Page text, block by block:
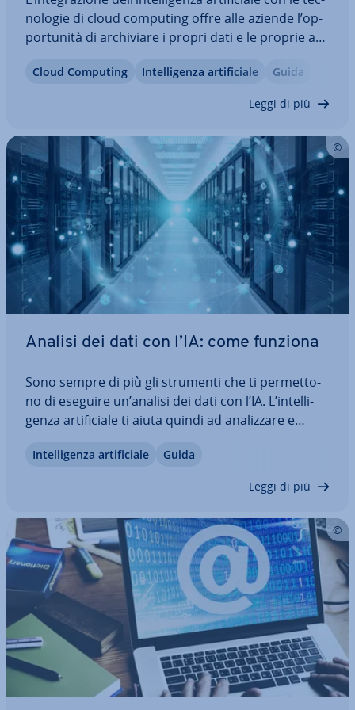
no­lo­gie di cloud computing offre alle aziende l’op­
por­tu­ni­tà di ar­chi­via­re i propri dati e le proprie ap­
ca­zio­ni di IA. Scopri qui cosa si intende esat­ta­men­
Cloud Computing In­tel­li­gen­za ar­ti­fi­cia­le Guida
Leggi di più
Analisi dei dati con l’IA: come funziona
Sono sempre di più gli strumenti che ti per­met­to­
no di eseguire un’analisi dei dati con l’IA. L’in­tel­li­
gen­za ar­ti­fi­cia­le ti aiuta quindi ad ana­liz­za­re e
ni ed ete­ro­ge­nei. In questo articolo ti spie­ghia­mo
In­tel­li­gen­za ar­ti­fi­cia­le Guida
Leggi di più